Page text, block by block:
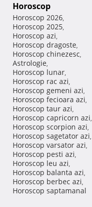
Horoscop
Horoscop 2026,
Horoscop 2025,
Horoscop azi,
Horoscop dragoste,
Horoscop chinezesc,
Astrologie,
Horoscop lunar,
Horoscop rac azi,
Horoscop gemeni azi,
Horoscop fecioara azi,
Horoscop taur azi,
Horoscop capricorn azi,
Horoscop scorpion azi,
Horoscop sagetator azi,
Horoscop varsator azi,
Horoscop pesti azi,
Horoscop leu azi,
Horoscop balanta azi,
Horoscop berbec azi,
Horoscop saptamanal